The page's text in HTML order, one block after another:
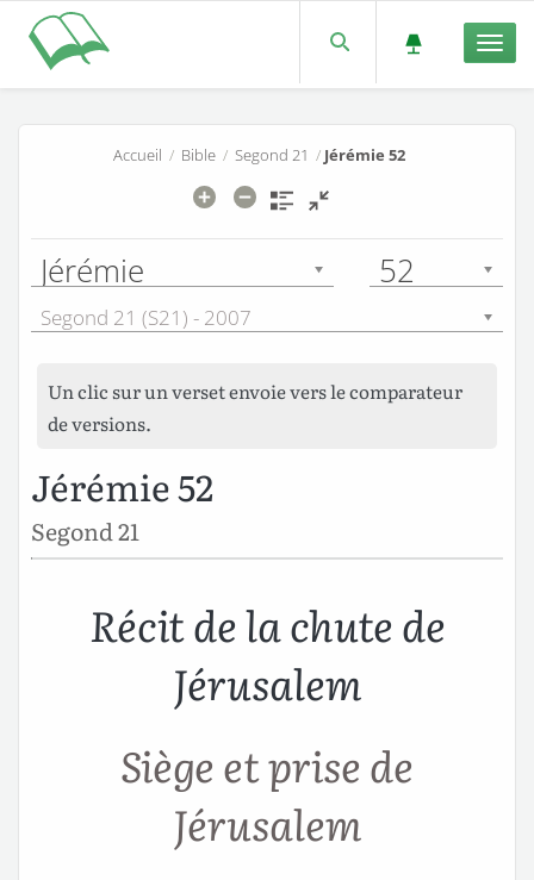
Accueil / Bible/ Segond 21 / Jérémie 52
Jérémie 52
Segond 21 (S21) - 2007
Un clic sur un verset envoie vers le comparateur
de versions.
Jérémie 52
Segond 21
Récit de la chute de
Jérusalem
Siège et prise de
Jérusalem